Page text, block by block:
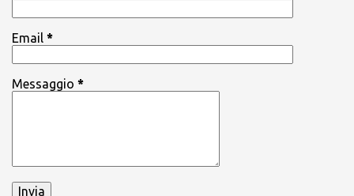
Email *
Messaggio *